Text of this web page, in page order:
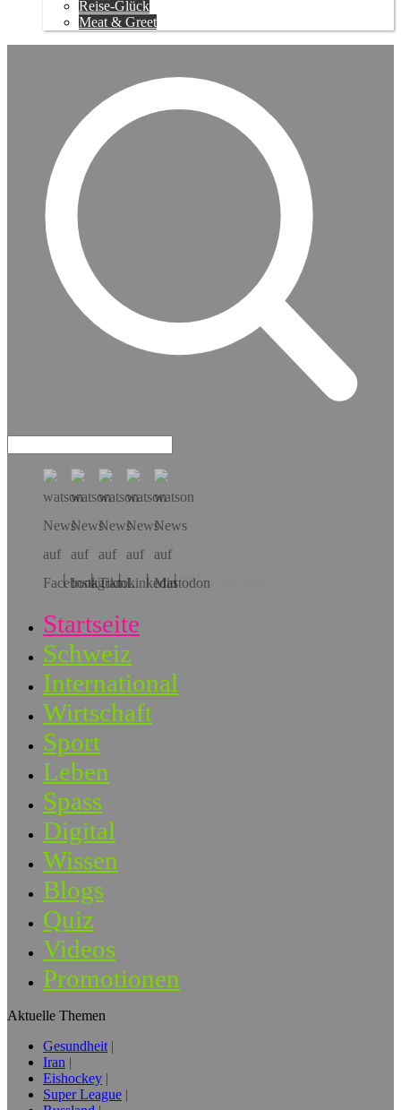
Reise-Glück
Meat & Greet
Hol dir die App!
Startseite
Schweiz
International
Wirtschaft
Sport
Leben
Spass
Digital
Wissen
Blogs
Quiz
Videos
Promotionen
Aktuelle Themen
Gesundheit
Iran
Eishockey
Super League